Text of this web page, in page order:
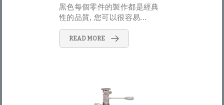
黑色每個零件的製作都是經典
性的品質, 您可以很容易...
READ MORE